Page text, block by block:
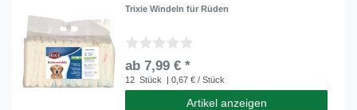
Trixie Windeln für Rüden
ab 7,99 € *
12 Stück | 0,67 € / Stück
Artikel anzeigen